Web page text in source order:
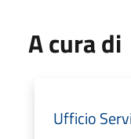
A cura di
Ufficio